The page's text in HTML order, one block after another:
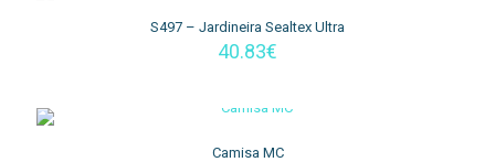
S497 – Jardineira Sealtex Ultra
40.83€
Camisa MC